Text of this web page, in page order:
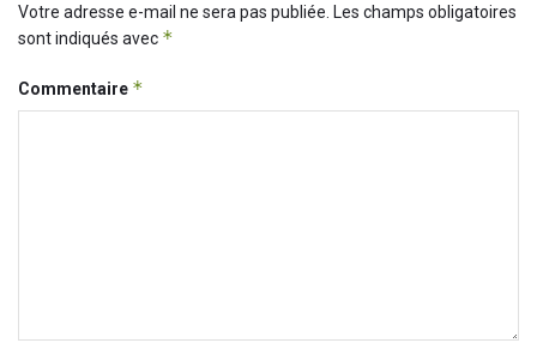
Votre adresse e-mail ne sera pas publiée. Les champs obligatoires
sont indiqués avec *
Commentaire *